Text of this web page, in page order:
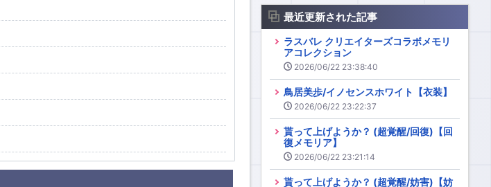
最近更新された記事
ラスバレ クリエイターズコラボメモリ
アコレクション
2026/06/22 23:38:40
鳥居美歩/イノセンスホワイト【衣装】
2026/06/22 23:22:37
貰って上げようか？ (超覚醒/回復)【回
復メモリア】
2026/06/22 23:21:14
貰って上げようか？ (超覚醒/妨害)【妨